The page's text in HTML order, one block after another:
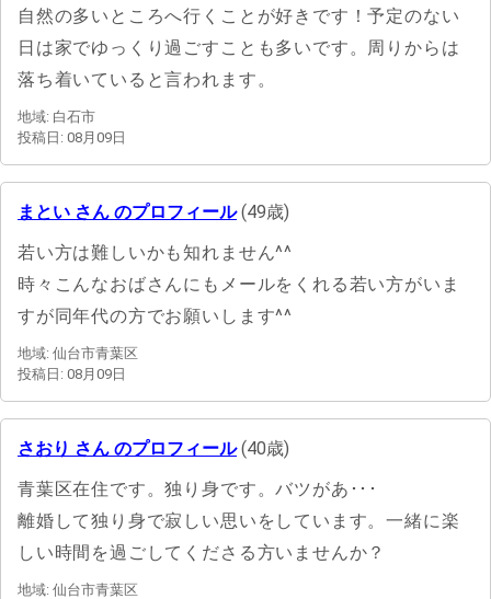
自然の多いところへ行くことが好きです！予定のない
日は家でゆっくり過ごすことも多いです。周りからは
落ち着いていると言われます。
地域: 白石市
投稿日: 08月09日
まとい さん のプロフィール(49歳)
若い方は難しいかも知れません^^
時々こんなおばさんにもメールをくれる若い方がいま
すが同年代の方でお願いします^^
地域: 仙台市青葉区
投稿日: 08月09日
さおり さん のプロフィール(40歳)
青葉区在住です。独り身です。バツがあ･･･
離婚して独り身で寂しい思いをしています。一緒に楽
しい時間を過ごしてくださる方いませんか？
地域: 仙台市青葉区